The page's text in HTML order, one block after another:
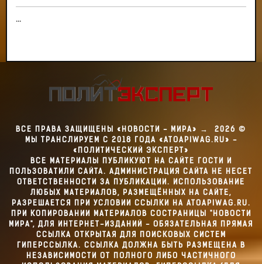
...
ВСЕ ПРАВА ЗАЩИЩЕНЫ «НОВОСТИ - МИРА» → 2026 ©
МЫ ТРАНСЛИРУЕМ С 2018 ГОДА «ATOAPIWAG.RU» -
«ПОЛИТИЧЕСКИЙ ЭКСПЕРТ»
ВСЕ МАТЕРИАЛЫ ПУБЛИКУЮТ НА САЙТЕ ГОСТИ И
ПОЛЬЗОВАТИЛИ САЙТА. АДМИНИСТРАЦИЯ САЙТА НЕ НЕСЕТ
ОТВЕТСТВЕННОСТИ ЗА ПУБЛИКАЦИИ. ИСПОЛЬЗОВАНИЕ
ЛЮБЫХ МАТЕРИАЛОВ, РАЗМЕЩЁННЫХ НА САЙТЕ,
РАЗРЕШАЕТСЯ ПРИ УСЛОВИИ ССЫЛКИ НА ATOAPIWAG.RU.
ПРИ КОПИРОВАНИИ МАТЕРИАЛОВ СОСТРАНИЦЫ "НОВОСТИ
МИРА", ДЛЯ ИНТЕРНЕТ-ИЗДАНИЙ - ОБЯЗАТЕЛЬНАЯ ПРЯМАЯ
ССЫЛКА ОТКРЫТАЯ ДЛЯ ПОИСКОВЫХ СИСТЕМ
ГИПЕРССЫЛКА. ССЫЛКА ДОЛЖНА БЫТЬ РАЗМЕЩЕНА В
НЕЗАВИСИМОСТИ ОТ ПОЛНОГО ЛИБО ЧАСТИЧНОГО